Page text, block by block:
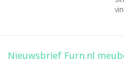
Nieuwsbrief Furn.nl